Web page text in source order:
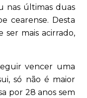
nas últimas duas
cearense. Desta
mais acirrado,
vencer uma
só não é maior
por 28 anos sem